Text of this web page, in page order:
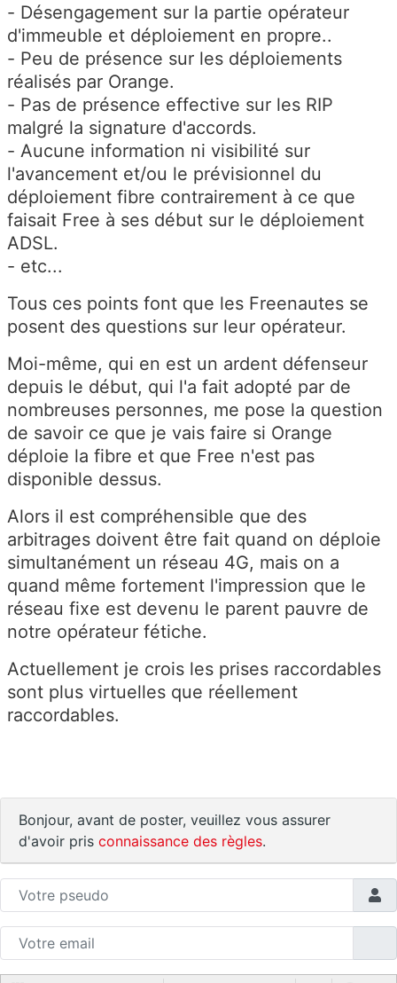
- Désengagement sur la partie opérateur
d'immeuble et déploiement en propre..
- Peu de présence sur les déploiements
réalisés par Orange.
- Pas de présence effective sur les RIP
malgré la signature d'accords.
- Aucune information ni visibilité sur
l'avancement et/ou le prévisionnel du
déploiement fibre contrairement à ce que
faisait Free à ses début sur le déploiement
ADSL.
- etc...
Tous ces points font que les Freenautes se
posent des questions sur leur opérateur.
Moi-même, qui en est un ardent défenseur
depuis le début, qui l'a fait adopté par de
nombreuses personnes, me pose la question
de savoir ce que je vais faire si Orange
déploie la fibre et que Free n'est pas
disponible dessus.
Alors il est compréhensible que des
arbitrages doivent être fait quand on déploie
simultanément un réseau 4G, mais on a
quand même fortement l'impression que le
réseau fixe est devenu le parent pauvre de
notre opérateur fétiche.
Actuellement je crois les prises raccordables
sont plus virtuelles que réellement
raccordables.
Bonjour, avant de poster, veuillez vous assurer
d'avoir pris connaissance des règles.